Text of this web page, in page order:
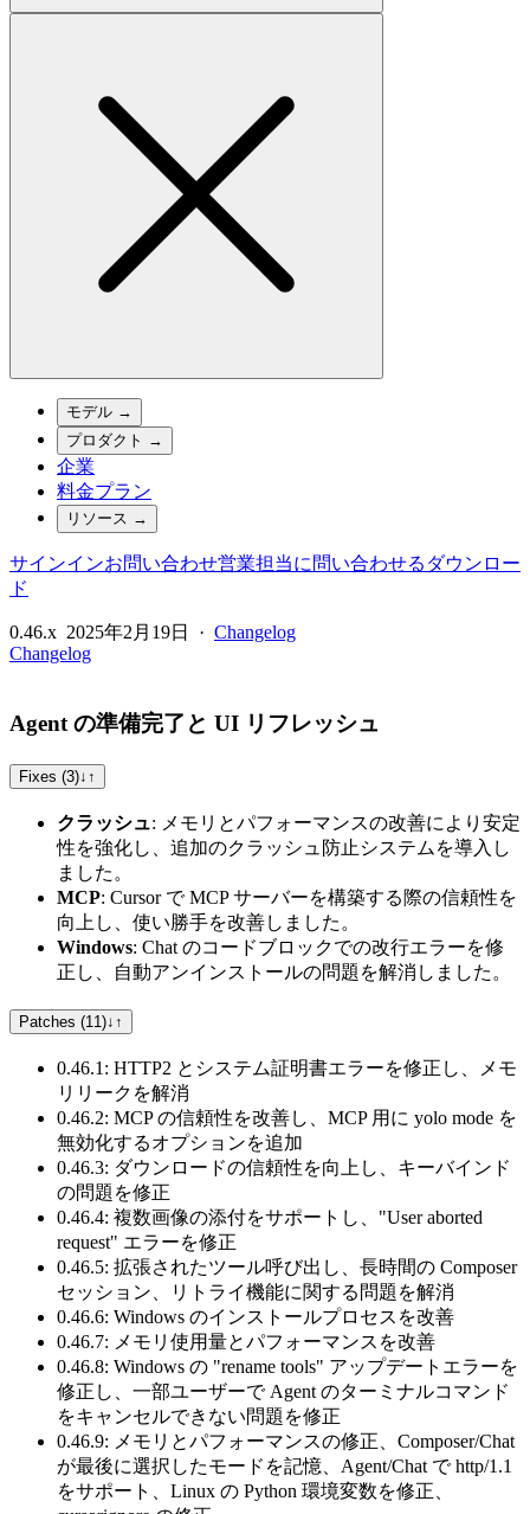
モデル →
プロダクト →
企業
料金プラン
リソース →
サインインお問い合わせ営業担当に問い合わせる ダウンロー
ド
0.46.x 2025年2月19日 · Changelog
Changelog
Agent の準備完了と UI リフレッシュ
Fixes (3)↓ ↑
クラッシュ: メモリとパフォーマンスの改善により安定
性を強化し、追加のクラッシュ防止システムを導入し
ました。
MCP: Cursor で MCP サーバーを構築する際の信頼性を
向上し、使い勝手を改善しました。
Windows: Chat のコードブロックでの改行エラーを修
正し、自動アンインストールの問題を解消しました。
Patches (11)↓ ↑
0.46.1: HTTP2 とシステム証明書エラーを修正し、メモ
リリークを解消
0.46.2: MCP の信頼性を改善し、MCP 用に yolo mode を
無効化するオプションを追加
0.46.3: ダウンロードの信頼性を向上し、キーバインド
の問題を修正
0.46.4: 複数画像の添付をサポートし、"User aborted
request" エラーを修正
0.46.5: 拡張されたツール呼び出し、長時間の Composer
セッション、リトライ機能に関する問題を解消
0.46.6: Windows のインストールプロセスを改善
0.46.7: メモリ使用量とパフォーマンスを改善
0.46.8: Windows の "rename tools" アップデートエラーを
修正し、一部ユーザーで Agent のターミナルコマンド
をキャンセルできない問題を修正
0.46.9: メモリとパフォーマンスの修正、Composer/Chat
が最後に選択したモードを記憶、Agent/Chat で http/1.1
をサポート、Linux の Python 環境変数を修正、